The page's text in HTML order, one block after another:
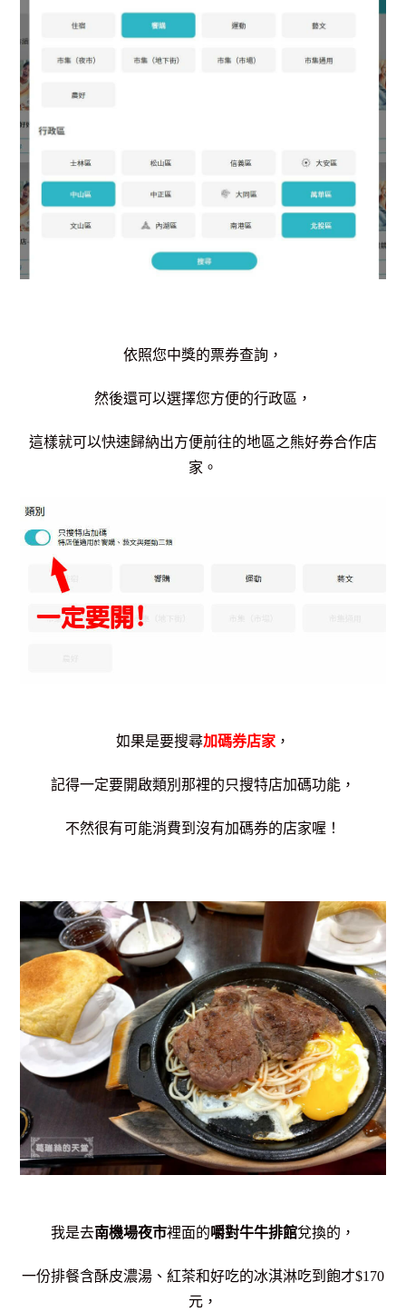
依照您中獎的票券查詢，
然後還可以選擇您方便的行政區，
這樣就可以快速歸納出方便前往的地區之熊好券合作店
家。
如果是要搜尋加碼券店家 ，
記得一定要開啟類別那裡的只搜特店加碼功能，
不然很有可能消費到沒有加碼券的店家喔！
我是去南機場夜市裡面的嚼對牛牛排館兌換的，
一份排餐含酥皮濃湯、紅茶和好吃的冰淇淋吃到飽才$170
元，